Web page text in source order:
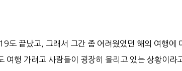
도 끝났고, 그래서 그간 좀 어려웠었던 해외 여행에
여행 가려고 사람들이 굉장히 몰리고 있는 상황이라